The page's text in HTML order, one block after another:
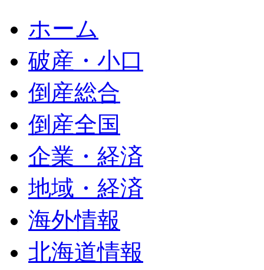
ホーム
破産・小口
倒産総合
倒産全国
企業・経済
地域・経済
海外情報
北海道情報